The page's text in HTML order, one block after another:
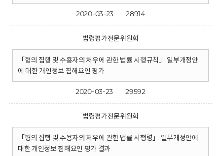
2020-03-23 28914
법령평가전문위원회
「형의 집행 및 수용자의 처우에 관한 법률 시행규칙」 일부개정안
에 대한 개인정보 침해요인 평가
2020-03-23 29592
법령평가전문위원회
「형의 집행 및 수용자의 처우에 관한 법률 시행령」 일부개정안에
대한 개인정보 침해요인 평가 결과